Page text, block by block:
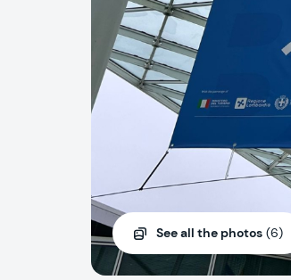
See all the photos (6)